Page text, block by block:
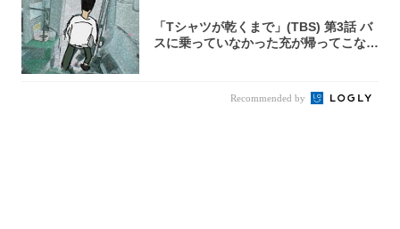
「Tシャツが乾くまで」(TBS) 第3話 バ
スに乗っていなかった充が帰ってこな
Recommended by